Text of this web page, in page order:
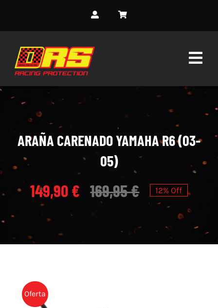
content
INICIO
SOBRE NOSOTROS
SERVICIOS
MONOS PERSONALIZADOS
EVENTOS
CONTACTO
ARAÑA CARENADO YAMAHA R6 (03-
05)
169,95€
149,90€ 12% Off
Oferta